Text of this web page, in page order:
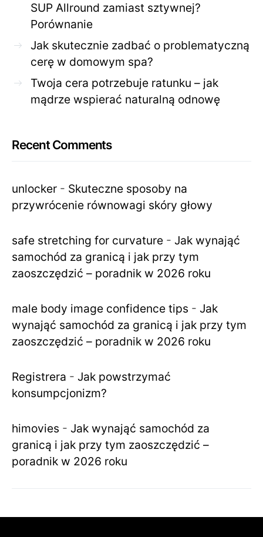
SUP Allround zamiast sztywnej?
Porównanie
Jak skutecznie zadbać o problematyczną
cerę w domowym spa?
Twoja cera potrzebuje ratunku – jak
mądrze wspierać naturalną odnowę
Recent Comments
unlocker - Skuteczne sposoby na
przywrócenie równowagi skóry głowy
safe stretching for curvature - Jak wynająć
samochód za granicą i jak przy tym
zaoszczędzić – poradnik w 2026 roku
male body image confidence tips - Jak
wynająć samochód za granicą i jak przy tym
zaoszczędzić – poradnik w 2026 roku
Registrera - Jak powstrzymać
konsumpcjonizm?
himovies - Jak wynająć samochód za
granicą i jak przy tym zaoszczędzić –
poradnik w 2026 roku